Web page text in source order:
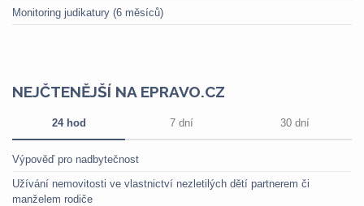
Monitoring judikatury (6 měsíců)
NEJČTENĚJŠÍ NA EPRAVO.CZ
24 hod 7 dní 30 dní
Výpověď pro nadbytečnost
Užívání nemovitosti ve vlastnictví nezletilých dětí partnerem či
manželem rodiče